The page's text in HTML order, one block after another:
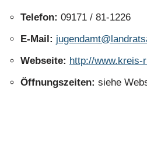
Telefon: 09171 / 81-1226
E-Mail:
Webseite: http://www.kreis-
Öffnungszeiten: siehe